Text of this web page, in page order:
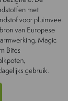
met
voor pluimvee.
van Europese
Magic
Bites
gebruik.